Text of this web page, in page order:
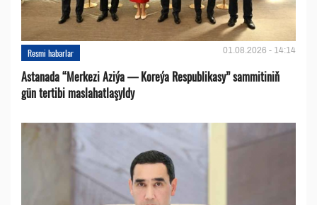
Resmi habarlar 01.08.2026 - 14:14
Astanada “Merkezi Aziýa — Koreýa Respublikasy” sammitiniň
gün tertibi maslahatlaşyldy